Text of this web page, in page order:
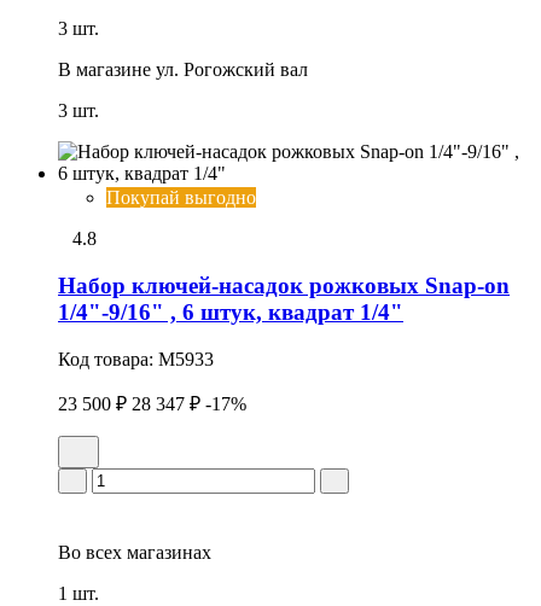
3 шт.
В магазине ул. Рогожский вал
3 шт.
Покупай выгодно
4.8
Набор ключей-насадок рожковых Snap-on
1/4"-9/16" , 6 штук, квадрат 1/4"
Код товара: M5933
23 500 ₽ 28 347 ₽ -17%
Во всех магазинах
1 шт.